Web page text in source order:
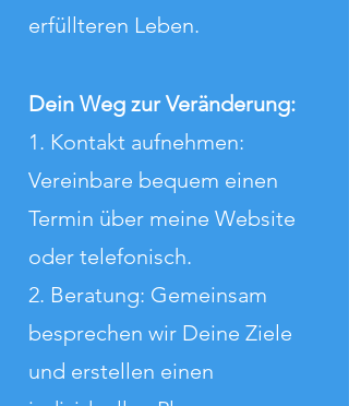
erfüllteren Leben.
Dein Weg zur Veränderung:
1. Kontakt aufnehmen:
Vereinbare bequem einen
Termin über meine Website
oder telefonisch.
2. Beratung: Gemeinsam
besprechen wir Deine Ziele
und erstellen einen